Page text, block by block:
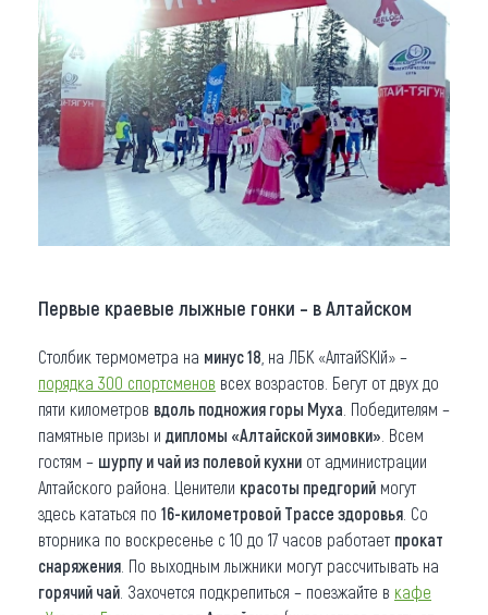
Первые краевые лыжные гонки – в Алтайском
Столбик термометра на минус 18 , на ЛБК «АлтайSKIй» –
порядка 300 спортсменов всех возрастов. Бегут от двух до
пяти километров вдоль подножия горы Муха . Победителям –
памятные призы и дипломы «Алтайской зимовки» . Всем
гостям – шурпу и чай из полевой кухни от администрации
Алтайского района. Ценители красоты предгорий могут
здесь кататься по 16-километровой Трассе здоровья . Со
вторника по воскресенье с 10 до 17 часов работает прокат
снаряжения . По выходным лыжники могут рассчитывать на
горячий чай . Захочется подкрепиться – поезжайте в кафе